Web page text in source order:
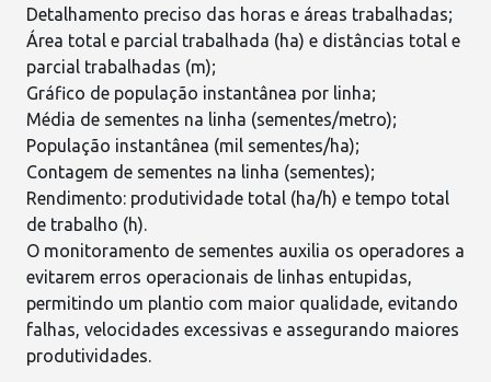
Detalhamento preciso das horas e áreas trabalhadas;
Área total e parcial trabalhada (ha) e distâncias total e
parcial trabalhadas (m);
Gráfico de população instantânea por linha;
Média de sementes na linha (sementes/metro);
População instantânea (mil sementes/ha);
Contagem de sementes na linha (sementes);
Rendimento: produtividade total (ha/h) e tempo total
de trabalho (h).
O monitoramento de sementes auxilia os operadores a
evitarem erros operacionais de linhas entupidas,
permitindo um plantio com maior qualidade, evitando
falhas, velocidades excessivas e assegurando maiores
produtividades.